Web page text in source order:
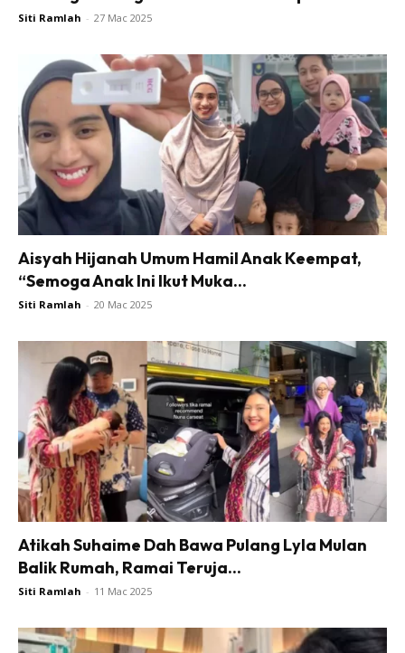
Siti Ramlah - 27 Mac 2025
Aisyah Hijanah Umum Hamil Anak Keempat,
“Semoga Anak Ini Ikut Muka...
Siti Ramlah - 20 Mac 2025
Atikah Suhaime Dah Bawa Pulang Lyla Mulan
Balik Rumah, Ramai Teruja...
Siti Ramlah - 11 Mac 2025